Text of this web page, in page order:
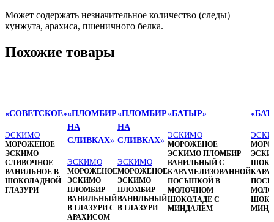
Может содержать незначительное количество (следы)
кунжута, арахиса, пшеничного белка.
Похожие товары
«СОВЕТСКОЕ»
ЭСКИМО
МОРОЖЕНОЕ
ЭСКИМО
СЛИВОЧНОЕ
ВАНИЛЬНОЕ В
ШОКОЛАДНОЙ
ГЛАЗУРИ
«ПЛОМБИР
НА
СЛИВКАХ»
ЭСКИМО
МОРОЖЕНОЕ
ЭСКИМО
ПЛОМБИР
ВАНИЛЬНЫЙ
В ГЛАЗУРИ С
АРАХИСОМ
«ПЛОМБИР
НА
СЛИВКАХ»
ЭСКИМО
МОРОЖЕНОЕ
ЭСКИМО
ПЛОМБИР
ВАНИЛЬНЫЙ
В ГЛАЗУРИ
«БАТЫР»
ЭСКИМО
МОРОЖЕНОЕ
ЭСКИМО ПЛОМБИР
ВАНИЛЬНЫЙ С
КАРАМЕЛИЗОВАННОЙ
ПОСЫПКОЙ В
МОЛОЧНОМ
ШОКОЛАДЕ С
МИНДАЛЕМ